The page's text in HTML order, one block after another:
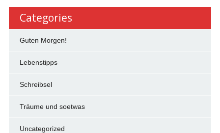
Categories
Guten Morgen!
Lebenstipps
Schreibsel
Träume und soetwas
Uncategorized